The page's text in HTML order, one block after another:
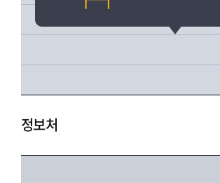
정보처